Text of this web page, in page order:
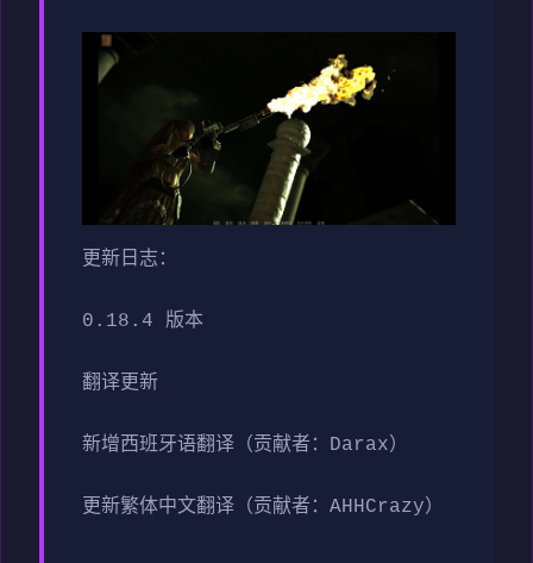
更新日志：
0.18.4 版本
翻译更新
新增西班牙语翻译（贡献者：Darax）
更新繁体中文翻译（贡献者：AHHCrazy）